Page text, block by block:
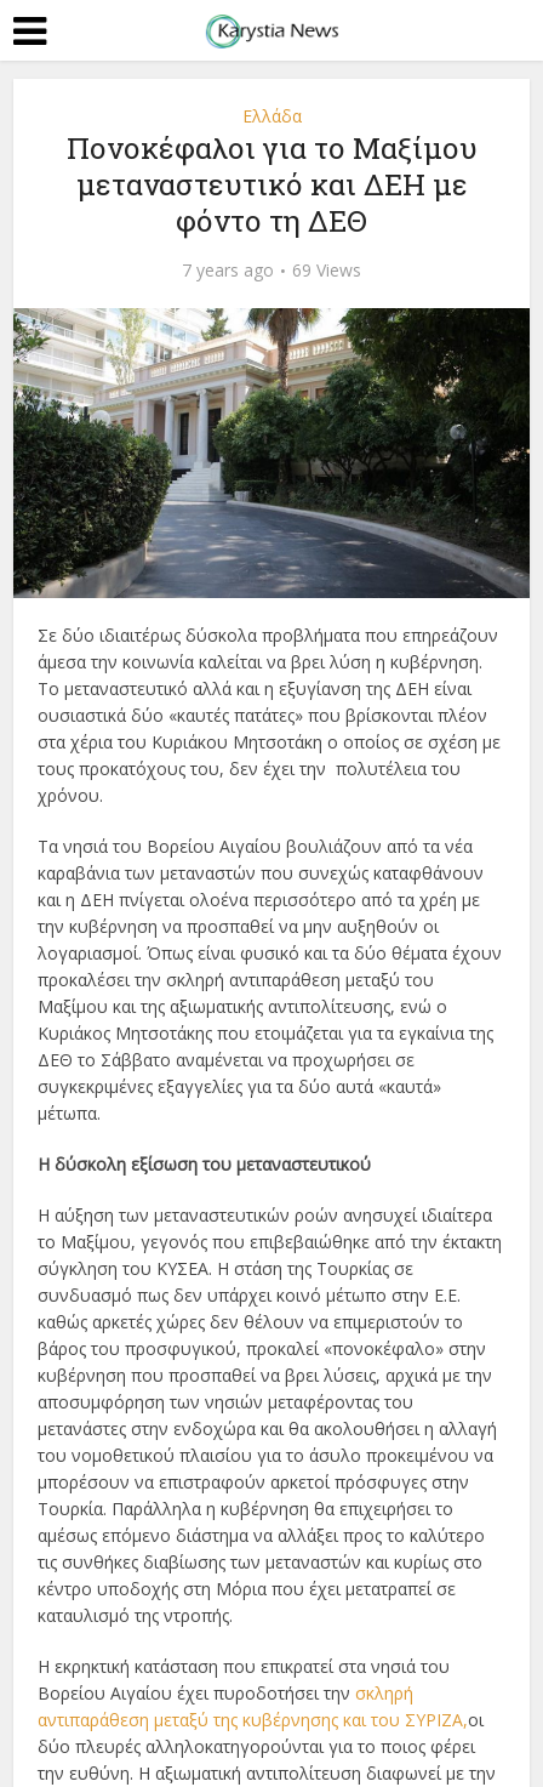
Ελλάδα
Πονοκέφαλοι για το Μαξίμου
μεταναστευτικό και ΔΕΗ με
φόντο τη ΔΕΘ
7 years ago 69 Views
Σε δύο ιδιαιτέρως δύσκολα προβλήματα που επηρεάζουν
άμεσα την κοινωνία καλείται να βρει λύση η κυβέρνηση.
Το μεταναστευτικό αλλά και η εξυγίανση της ΔΕΗ είναι
ουσιαστικά δύο «καυτές πατάτες» που βρίσκονται πλέον
στα χέρια του Κυριάκου Μητσοτάκη ο οποίος σε σχέση με
τους προκατόχους του, δεν έχει την πολυτέλεια του
χρόνου.
Τα νησιά του Βορείου Αιγαίου βουλιάζουν από τα νέα
καραβάνια των μεταναστών που συνεχώς καταφθάνουν
και η ΔΕΗ πνίγεται ολοένα περισσότερο από τα χρέη με
την κυβέρνηση να προσπαθεί να μην αυξηθούν οι
λογαριασμοί. Όπως είναι φυσικό και τα δύο θέματα έχουν
προκαλέσει την σκληρή αντιπαράθεση μεταξύ του
Μαξίμου και της αξιωματικής αντιπoλίτευσης, ενώ ο
Κυριάκος Μητσοτάκης που ετοιμάζεται για τα εγκαίνια της
ΔΕΘ το Σάββατο αναμένεται να προχωρήσει σε
συγκεκριμένες εξαγγελίες για τα δύο αυτά «καυτά»
μέτωπα.
Η δύσκολη εξίσωση του μεταναστευτικού
Η αύξηση των μεταναστευτικών ροών ανησυχεί ιδιαίτερα
το Μαξίμου, γεγονός που επιβεβαιώθηκε από την έκτακτη
σύγκληση του ΚΥΣΕΑ. Η στάση της Τουρκίας σε
συνδυασμό πως δεν υπάρχει κοινό μέτωπο στην Ε.Ε.
καθώς αρκετές χώρες δεν θέλουν να επιμεριστούν το
βάρος του προσφυγικού, προκαλεί «πονοκέφαλο» στην
κυβέρνηση που προσπαθεί να βρει λύσεις, αρχικά με την
αποσυμφόρηση των νησιών μεταφέροντας του
μετανάστες στην ενδοχώρα και θα ακολουθήσει η αλλαγή
του νομοθετικού πλαισίου για το άσυλο προκειμένου να
μπορέσουν να επιστραφούν αρκετοί πρόσφυγες στην
Τουρκία. Παράλληλα η κυβέρνηση θα επιχειρήσει το
αμέσως επόμενο διάστημα να αλλάξει προς το καλύτερο
τις συνθήκες διαβίωσης των μεταναστών και κυρίως στο
κέντρο υποδοχής στη Μόρια που έχει μετατραπεί σε
καταυλισμό της ντροπής.
Η εκρηκτική κατάσταση που επικρατεί στα νησιά του
Βορείου Αιγαίου έχει πυροδοτήσει τηνσκληρή
αντιπαράθεση μεταξύ της κυβέρνησης και του ΣΥΡΙΖΑ,οι
δύο πλευρές αλληλοκατηγορούνται για το ποιος φέρει
την ευθύνη. Η αξιωματική αντιπολίτευση διαφωνεί με την